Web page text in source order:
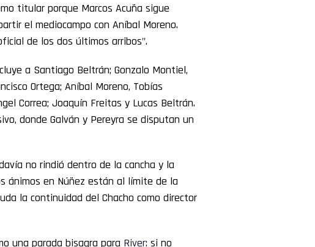
titular porque Marcos Acuña sigue
el mediocampo con Aníbal Moreno.
de los dos últimos arribos".
a Santiago Beltrán; Gonzalo Montiel,
Ortega; Aníbal Moreno, Tobías
Correa; Joaquín Freitas y Lucas Beltrán.
donde Galván y Pereyra se disputan un
no rindió dentro de la cancha y la
ánimos en Núñez están al límite de la
la continuidad del Chacho como director
una parada bisagra para River: si no